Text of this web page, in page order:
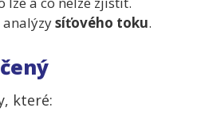
analýzysíťového toku.
které: